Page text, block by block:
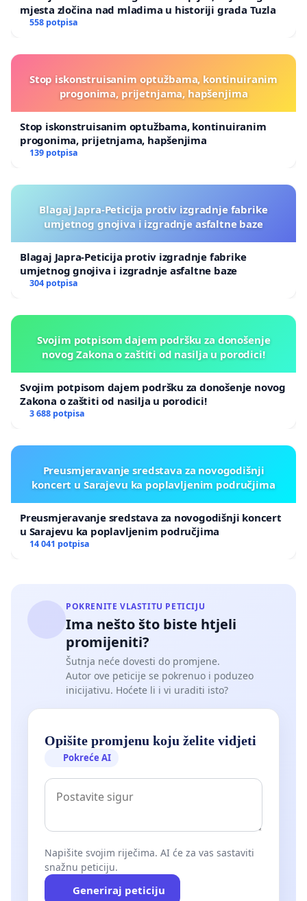
mjesta zločina nad mladima u historiji grada Tuzla
558 potpisa
Stop iskonstruisanim optužbama, kontinuiranim
progonima, prijetnjama, hapšenjima
Stop iskonstruisanim optužbama, kontinuiranim
progonima, prijetnjama, hapšenjima
139 potpisa
Blagaj Japra-Peticija protiv izgradnje fabrike
umjetnog gnojiva i izgradnje asfaltne baze
Blagaj Japra-Peticija protiv izgradnje fabrike
umjetnog gnojiva i izgradnje asfaltne baze
304 potpisa
Svojim potpisom dajem podršku za donošenje
novog Zakona o zaštiti od nasilja u porodici!
Svojim potpisom dajem podršku za donošenje novog
Zakona o zaštiti od nasilja u porodici!
3 688 potpisa
Preusmjeravanje sredstava za novogodišnji
koncert u Sarajevu ka poplavljenim područjima
Preusmjeravanje sredstava za novogodišnji koncert
u Sarajevu ka poplavljenim područjima
14 041 potpisa
POKRENITE VLASTITU PETICIJU
Ima nešto što biste htjeli
promijeniti?
Šutnja neće dovesti do promjene.
Autor ove peticije se pokrenuo i poduzeo
inicijativu. Hoćete li i vi uraditi isto?
Opišite promjenu koju želite vidjeti
Pokreće AI
Napišite svojim riječima. AI će za vas sastaviti
snažnu peticiju.
Generiraj peticiju